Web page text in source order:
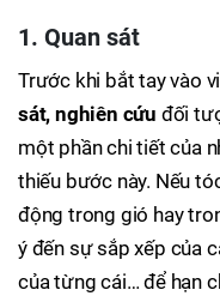
1. Quan sát
Trước khi bắt tay vào
sát, nghiên cứu đối
một phần chi tiết của
thiếu bước này. Nếu
động trong gió hay
ý đến sự sắp xếp của
của từng cái… để hạn